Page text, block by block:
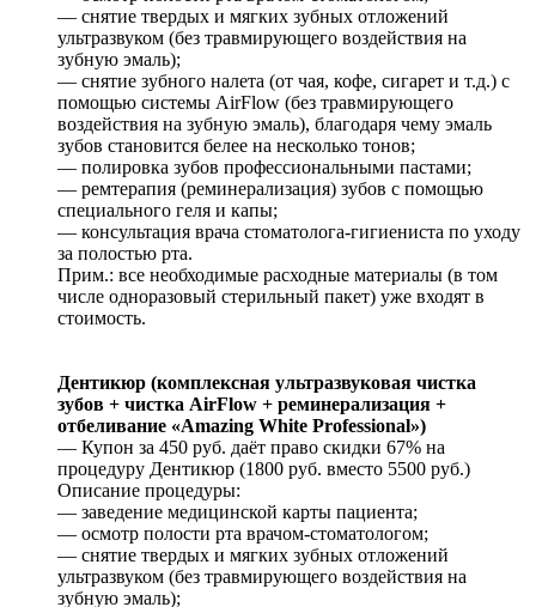
— снятие твердых и мягких зубных отложений
ультразвуком (без травмирующего воздействия на
зубную эмаль);
— снятие зубного налета (от чая, кофе, сигарет и т.д.) с
помощью системы AirFlow (без травмирующего
воздействия на зубную эмаль), благодаря чему эмаль
зубов становится белее на несколько тонов;
— полировка зубов профессиональными пастами;
— ремтерапия (реминерализация) зубов с помощью
специального геля и капы;
— консультация врача стоматолога-гигиениста по уходу
за полостью рта.
Прим.: все необходимые расходные материалы (в том
числе одноразовый стерильный пакет) уже входят в
стоимость.
Дентикюр (комплексная ультразвуковая чистка
зубов + чистка AirFlow + реминерализация +
отбеливание «Amazing White Professional»)
— Купон за 450 руб. даёт право скидки 67% на
процедуру Дентикюр (1800 руб. вместо 5500 руб.)
Описание процедуры:
— заведение медицинской карты пациента;
— осмотр полости рта врачом-стоматологом;
— снятие твердых и мягких зубных отложений
ультразвуком (без травмирующего воздействия на
зубную эмаль);